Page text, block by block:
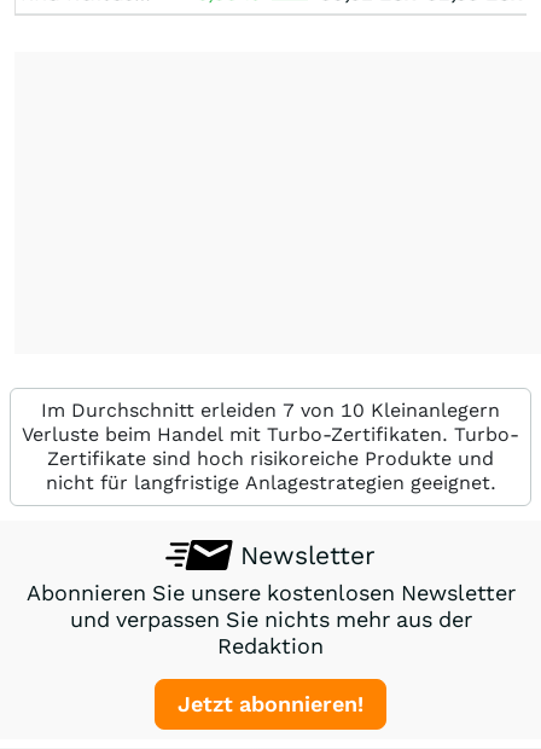
Im Durchschnitt erleiden 7 von 10 Kleinanlegern
Verluste beim Handel mit Turbo-Zertifikaten. Turbo-
Zertifikate sind hoch risikoreiche Produkte und
nicht für langfristige Anlagestrategien geeignet.
Newsletter
Abonnieren Sie unsere kostenlosen Newsletter
und verpassen Sie nichts mehr aus der
Redaktion
Jetzt abonnieren!